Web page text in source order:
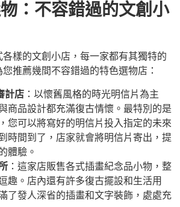
：不容錯過的文創小
樣的文創小店，每一家都有其獨特的
推薦幾間不容錯過的特色選物店：
計店 ：以懷舊風格的時光明信片為主
商品設計都充滿復古情懷。最特別的是
您可以將寫好的明信片投入指定的未來
時間到了，店家就會將明信片寄出，提
體驗。
：這家店販售各式插畫紀念品小物，整
趣。店內還有許多復古擺設和生活用
了發人深省的插畫和文字裝飾，處處充